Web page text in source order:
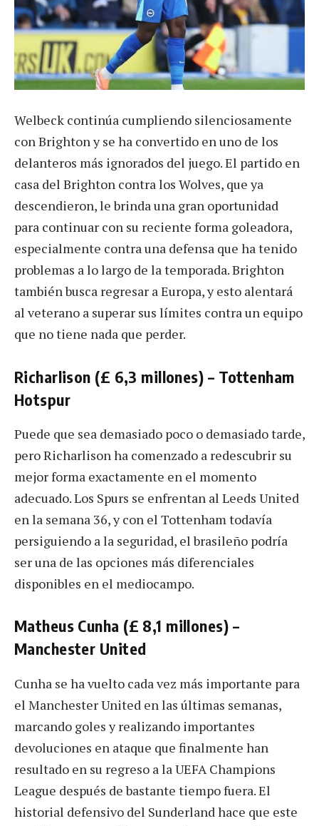
Welbeck continúa cumpliendo silenciosamente
con Brighton y se ha convertido en uno de los
delanteros más ignorados del juego. El partido en
casa del Brighton contra los Wolves, que ya
descendieron, le brinda una gran oportunidad
para continuar con su reciente forma goleadora,
especialmente contra una defensa que ha tenido
problemas a lo largo de la temporada. Brighton
también busca regresar a Europa, y esto alentará
al veterano a superar sus límites contra un equipo
que no tiene nada que perder.
Richarlison (£ 6,3 millones) – Tottenham
Hotspur
Puede que sea demasiado poco o demasiado tarde,
pero Richarlison ha comenzado a redescubrir su
mejor forma exactamente en el momento
adecuado. Los Spurs se enfrentan al Leeds United
en la semana 36, ​​y con el Tottenham todavía
persiguiendo a la seguridad, el brasileño podría
ser una de las opciones más diferenciales
disponibles en el mediocampo.
Matheus Cunha (£ 8,1 millones) –
Manchester United
Cunha se ha vuelto cada vez más importante para
el Manchester United en las últimas semanas,
marcando goles y realizando importantes
devoluciones en ataque que finalmente han
resultado en su regreso a la UEFA Champions
League después de bastante tiempo fuera. El
historial defensivo del Sunderland hace que este